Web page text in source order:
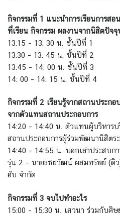
กิจกรรมที่ 1 แนะนำการเรียนการส
ที่เรียน กิจกรรม ผลงานจากนิสิตปัจ
13:15 – 13: 30 น. ชั้นปีที่ 1
13:30 – 13: 45 น. ชั้นปีที่ 2
13:45 – 14: 00 น. ชั้นปีที่ 3
14: 00 – 14: 15 น. ชั้นปีที่ 4
กิจกรรมที่ 2 เรียนรู้จากสถานประกอ
จากตัวแทนสถานประกอบการ
14:20 – 14:40 น. ตัวแทนผู้บริหาร
สถานประกอบการผู้ร่วมพัฒนานิสิต
14:40 – 14:55 น. บอกเล่าประสบก
รุ่น 2 – นายธชยวัฒน์ ผสมทรัพย์ (ดิว
ฮับ จำกัด
กิจกรรมที่ 3 จบไปทำอะไร
15:00 – 15:30 น. เสวนา ร่วมกับศิ